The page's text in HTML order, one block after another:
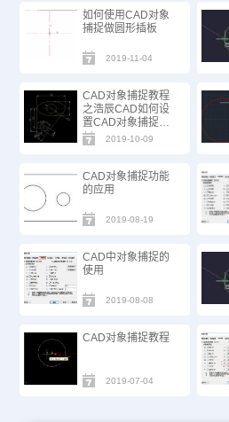
如何使用CAD对象
捕捉做圆形插板
2019-11-04
CAD对象捕捉教程
之浩辰CAD如何设
置CAD对象捕捉模
式
2019-10-09
CAD对象捕捉功能
的应用
2019-08-19
CAD中对象捕捉的
使用
2019-08-08
CAD对象捕捉教程
2019-07-04